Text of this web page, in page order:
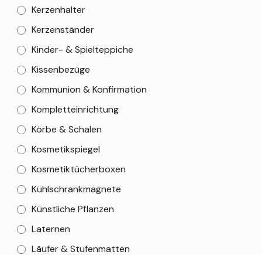
Kerzenhalter
Kerzenständer
Kinder- & Spielteppiche
Kissenbezüge
Kommunion & Konfirmation
Kompletteinrichtung
Körbe & Schalen
Kosmetikspiegel
Kosmetiktücherboxen
Kühlschrankmagnete
Künstliche Pflanzen
Laternen
Läufer & Stufenmatten